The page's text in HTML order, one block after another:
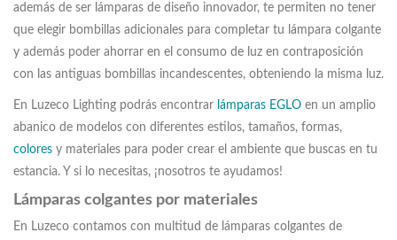
además de ser lámparas de diseño innovador, te permiten no tener
que elegir bombillas adicionales para completar tu lámpara colgante
y además poder ahorrar en el consumo de luz en contraposición
con las antiguas bombillas incandescentes, obteniendo la misma luz.
En Luzeco Lighting podrás encontrar lámparas EGLO en un amplio
abanico de modelos con diferentes estilos, tamaños, formas,
colores y materiales para poder crear el ambiente que buscas en tu
estancia. Y si lo necesitas, ¡nosotros te ayudamos!
Lámparas colgantes por materiales
En Luzeco contamos con multitud de lámparas colgantes de